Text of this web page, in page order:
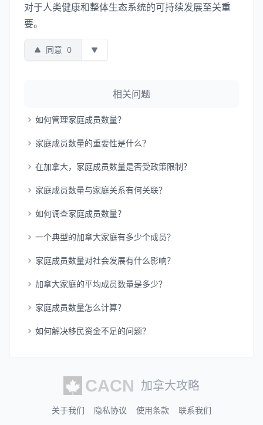
对于人类健康和整体生态系统的可持续发展至关重
要。
同意 0
相关问题
如何管理家庭成员数量？
家庭成员数量的重要性是什么？
在加拿大，家庭成员数量是否受政策限制？
家庭成员数量与家庭关系有何关联？
如何调查家庭成员数量？
一个典型的加拿大家庭有多少个成员？
家庭成员数量对社会发展有什么影响？
加拿大家庭的平均成员数量是多少？
家庭成员数量怎么计算？
如何解决移民资金不足的问题？
加拿大攻略
关于我们 隐私协议 使用条款 联系我们